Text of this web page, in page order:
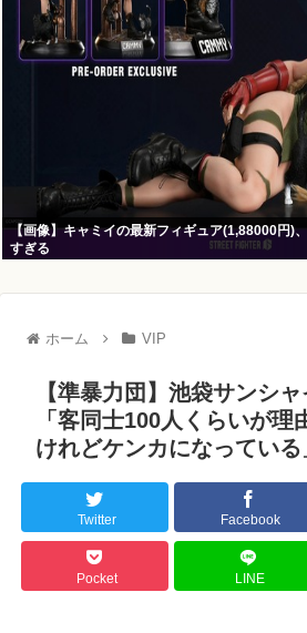
【画像】キャミイの最新フィギュア(1,88000円)
すぎる
ホーム VIP
【準暴力団】池袋サンシ
「客同士100人くらいが理
けれどケンカになっている
Twitter Facebook
Pocket LINE